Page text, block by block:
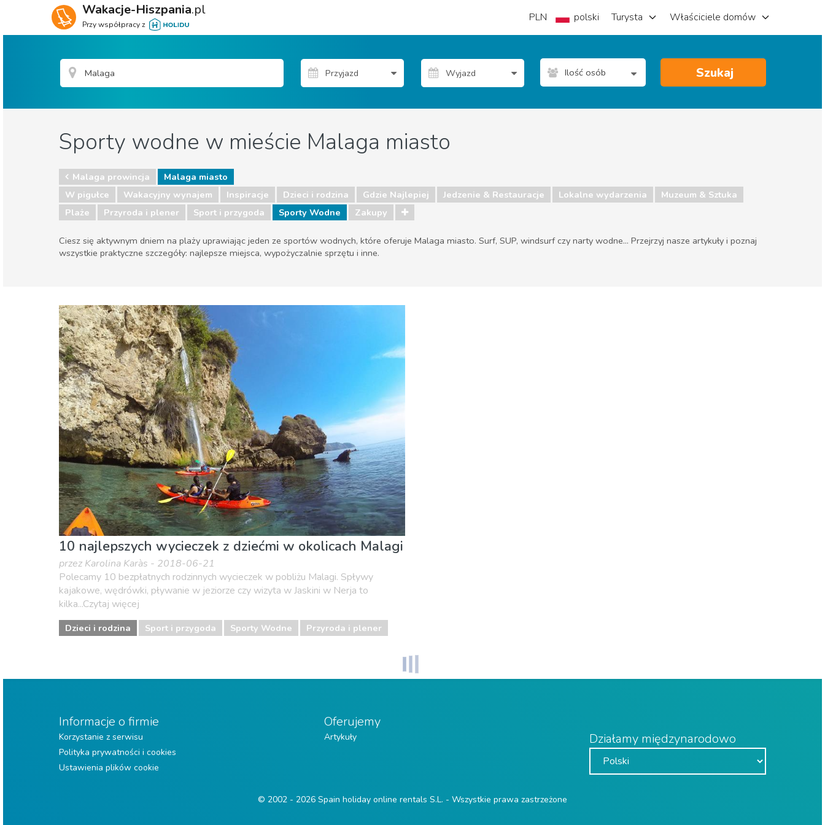
Wakacje-Hiszpania.pl
Przy współpracy z
PLN polski Turysta Właściciele domów
Ilość osób Szukaj
Sporty wodne w mieście Malaga miasto
Malaga prowincja
Malaga miasto
W pigułce
Wakacyjny wynajem Inspiracje Dzieci i rodzina Gdzie Najlepiej Jedzenie & Restauracje Lokalne wydarzenia
Muzeum & Sztuka
Plaże
Przyroda i plener Sport i przygoda Sporty Wodne Zakupy
Ciesz się aktywnym dniem na plaży uprawiając jeden ze sportów wodnych, które oferuje Malaga miasto. Surf, SUP, windsurf czy narty wodne... Przejrzyj nasze artykuły i poznaj
wszystkie praktyczne szczegóły: najlepsze miejsca, wypożyczalnie sprzętu i inne.
Dzieci i rodzina
Gdzie Najlepiej
Zakupy
10 najlepszych wycieczek z dziećmi w okolicach Malagi
przez Karolina Karàs - 2018-06-21
Polecamy 10 bezpłatnych rodzinnych wycieczek w pobliżu Malagi. Spływy
kajakowe, wędrówki, pływanie w jeziorze czy wizyta w Jaskini w Nerja to
kilka...Czytaj więcej
Dzieci i rodzina Sport i przygoda Sporty Wodne Przyroda i plener
Informacje o firmie
Korzystanie z serwisu
Polityka prywatności i cookies
Ustawienia plików cookie
Oferujemy
Artykuły Działamy międzynarodowo
© 2002 - 2026 Spain holiday online rentals S.L. - Wszystkie prawa zastrzeżone